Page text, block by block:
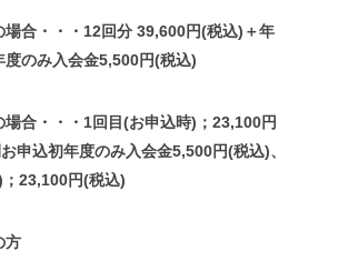
場合・・・12回分 39,600円(税込)＋年
度のみ入会金5,500円(税込)
場合・・・1回目(お申込時)；23,100円
申込初年度のみ入会金5,500円(税込)、
23,100円(税込)
方